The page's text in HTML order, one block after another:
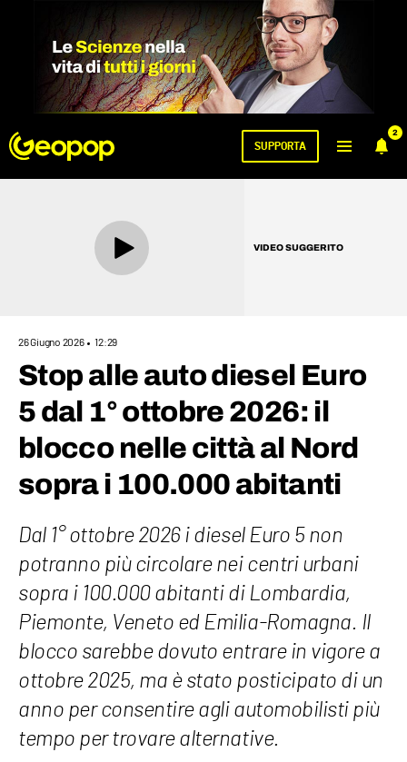
2
SUPPORTA
VIDEO SUGGERITO
26 Giugno 2026 12:29
Stop alle auto diesel Euro
5 dal 1° ottobre 2026: il
blocco nelle città al Nord
sopra i 100.000 abitanti
Dal 1° ottobre 2026 i diesel Euro 5 non
potranno più circolare nei centri urbani
sopra i 100.000 abitanti di Lombardia,
Piemonte, Veneto ed Emilia-Romagna. Il
blocco sarebbe dovuto entrare in vigore a
ottobre 2025, ma è stato posticipato di un
anno per consentire agli automobilisti più
tempo per trovare alternative.